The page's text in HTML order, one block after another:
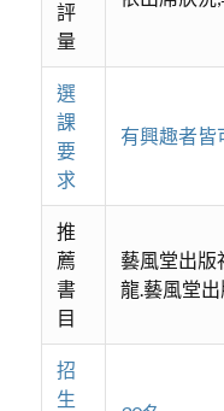
評
量
選
課
要
求
有興趣者皆
推
薦
書
目
藝風堂出版
龍.藝風堂
招
生